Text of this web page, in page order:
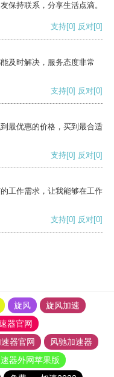
保持联系，分享生活点滴。
支持[0] 反对[0]
及时解决，服务态度非常
支持[0] 反对[0]
最优惠的价格，买到最合适
支持[0] 反对[0]
工作需求，让我能够在工作
支持[0] 反对[0]
旋风
旋风加速
器官网
器官网
风驰加速器
器外网苹果版